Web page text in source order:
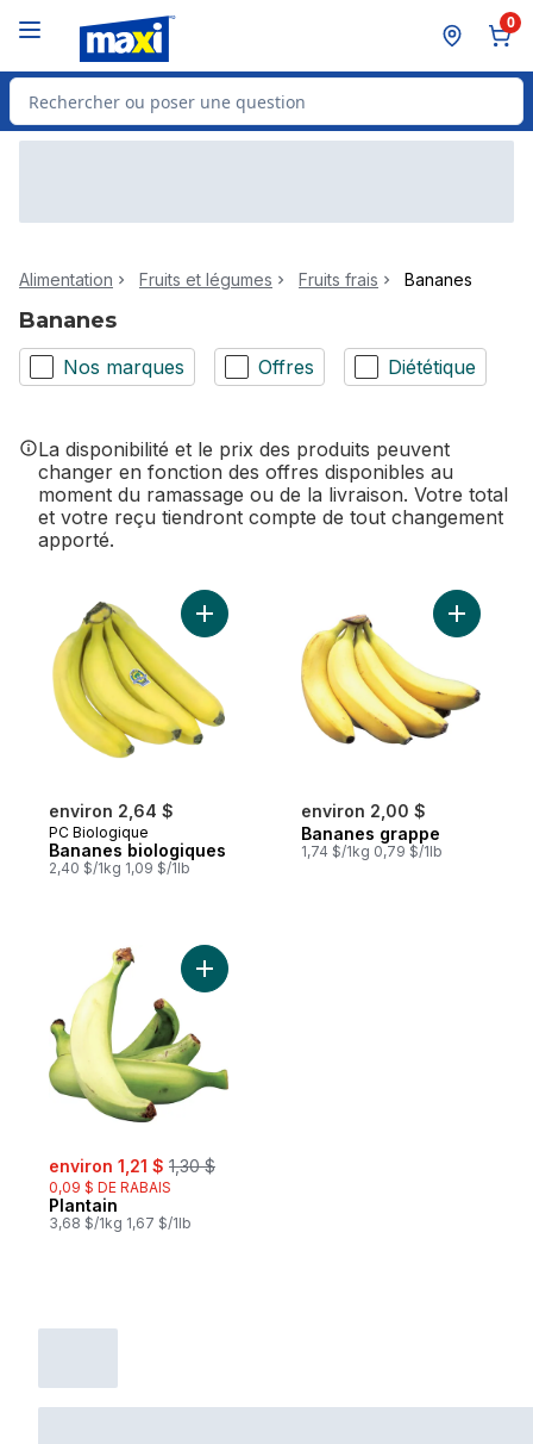
0
Rechercher des produits
Alimentation Fruits et légumes Fruits frais Bananes
Bananes
Nos marques Offres Diététique
La disponibilité et le prix des produits peuvent
changer en fonction des offres disponibles au
moment du ramassage ou de la livraison. Votre total
et votre reçu tiendront compte de tout changement
apporté.
environ 2,64 $
PC Biologique
Bananes biologiques
2,40 $/1kg 1,09 $/1lb
Ajouter Bananes biologiques au panier
environ 2,00 $
Bananes grappe
1,74 $/1kg 0,79 $/1lb
Ajouter
sale:
environ 1,21 $ , formerly:
1,30 $
0,09 $ DE RABAIS
Plantain
3,68 $/1kg 1,67 $/1lb
Ajouter Plantain au panier